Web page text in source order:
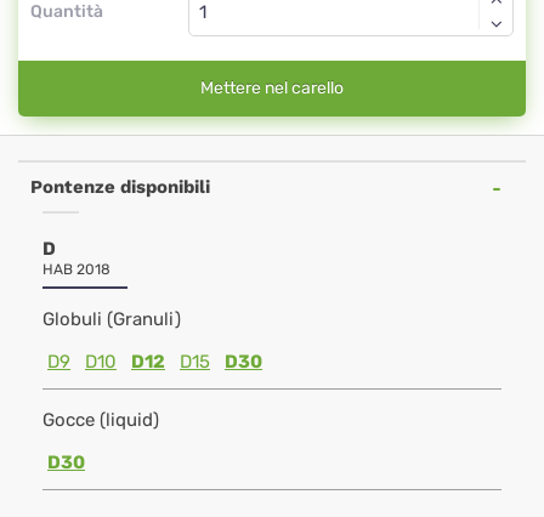
Quantità
Mettere nel carello
Pontenze disponibili
D
HAB 2018
Globuli (Granuli)
D9
D10 D12 D15 D30
Gocce (liquid)
D30